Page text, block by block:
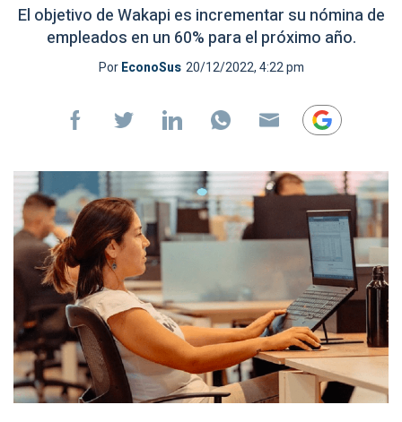
El objetivo de Wakapi es incrementar su nómina de
empleados en un 60% para el próximo año.
PorEconoSus 20/12/2022, 4:22 pm